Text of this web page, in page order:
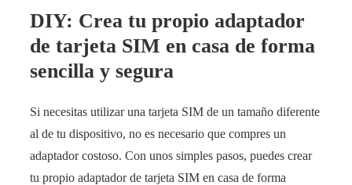
DIY: Crea tu propio adaptador
de tarjeta SIM en casa de forma
sencilla y segura
Si necesitas utilizar una tarjeta SIM de un tamaño diferente
al de tu dispositivo, no es necesario que compres un
adaptador costoso. Con unos simples pasos, puedes crear
tu propio adaptador de tarjeta SIM en casa de forma